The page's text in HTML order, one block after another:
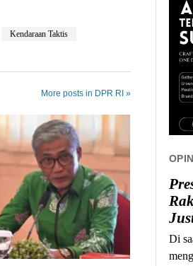
Kendaraan Taktis
More posts in DPR RI »
Di